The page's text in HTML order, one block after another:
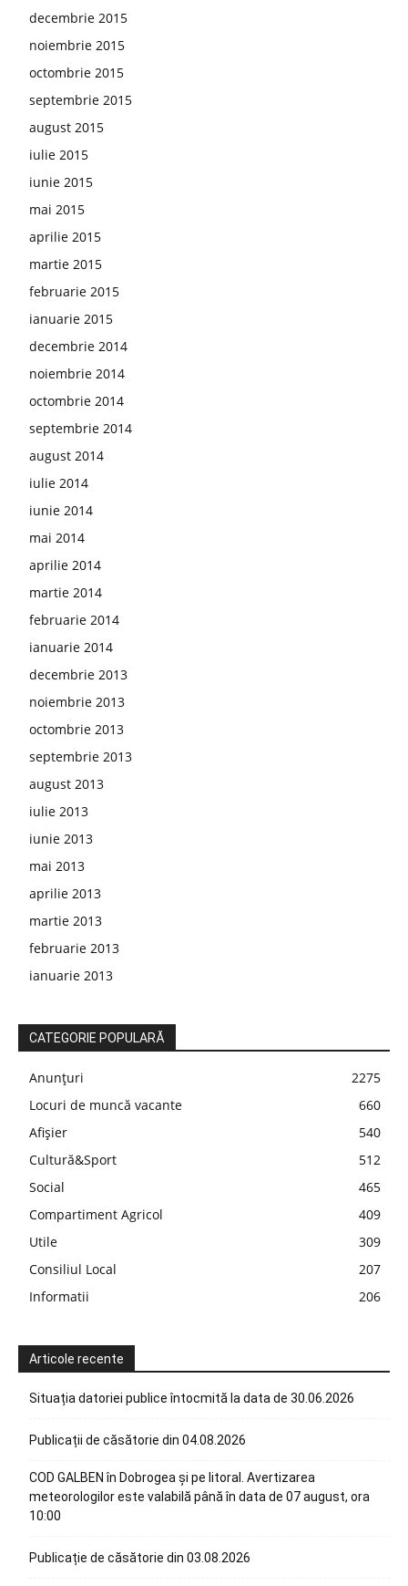
decembrie 2015
noiembrie 2015
octombrie 2015
septembrie 2015
august 2015
iulie 2015
iunie 2015
mai 2015
aprilie 2015
martie 2015
februarie 2015
ianuarie 2015
decembrie 2014
noiembrie 2014
octombrie 2014
septembrie 2014
august 2014
iulie 2014
iunie 2014
mai 2014
aprilie 2014
martie 2014
februarie 2014
ianuarie 2014
decembrie 2013
noiembrie 2013
octombrie 2013
septembrie 2013
august 2013
iulie 2013
iunie 2013
mai 2013
aprilie 2013
martie 2013
februarie 2013
ianuarie 2013
CATEGORIE POPULARĂ
Anunțuri
2275
Locuri de muncă vacante
660
Afișier
540
Cultură&Sport
512
Social
465
Compartiment Agricol
409
Utile
309
Consiliul Local
207
Informatii
206
Articole recente
Situația datoriei publice întocmită la data de 30.06.2026
Publicații de căsătorie din 04.08.2026
COD GALBEN în Dobrogea și pe litoral. Avertizarea
meteorologilor este valabilă până în data de 07 august, ora
10:00
Publicație de căsătorie din 03.08.2026